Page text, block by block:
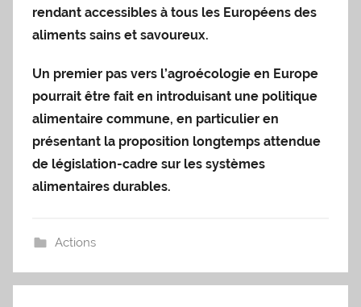
rendant accessibles à tous les Européens des
aliments sains et savoureux.
Un premier pas vers l’agroécologie en Europe
pourrait être fait en introduisant une politique
alimentaire commune, en particulier en
présentant la proposition longtemps attendue
de législation-cadre sur les systèmes
alimentaires durables.
Actions